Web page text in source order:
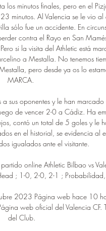
los minutos finales, pero en el
minutos. Al Valencia se le vio al
sólo fue un accidente. En
contra el Rayo en San
si la visita del Athletic está
a Mestalla. No tenemos
pero desde ya os lo
MARCA.
sus oponentes y le han
de vencer 2-0 a Cádiz. Ha
contó un total de 5 goles y le
en el historial, se evidencia
igualados ante el visitante.
online Athletic Bilbao vs
; 1-0, 2-0, 2-1 ;
2023 Página web hace 10
web oficial del Valencia CF.
del Club.